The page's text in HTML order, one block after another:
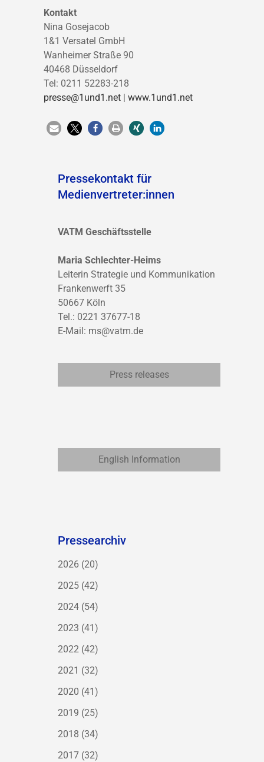
Kontakt
Nina Gosejacob
1&1 Versatel GmbH
Wanheimer Straße 90
40468 Düsseldorf
Tel: 0211 52283-218
presse@1und1.net | www.1und1.net
Pressekontakt für
Medienvertreter:innen
VATM Geschäftsstelle
Maria Schlechter-Heims
Leiterin Strategie und Kommunikation
Frankenwerft 35
50667 Köln
Tel.: 0221 37677-18
E-Mail: ms@vatm.de
Press releases
English Information
Pressearchiv
2026 (20)
2025 (42)
2024 (54)
2023 (41)
2022 (42)
2021 (32)
2020 (41)
2019 (25)
2018 (34)
2017 (32)